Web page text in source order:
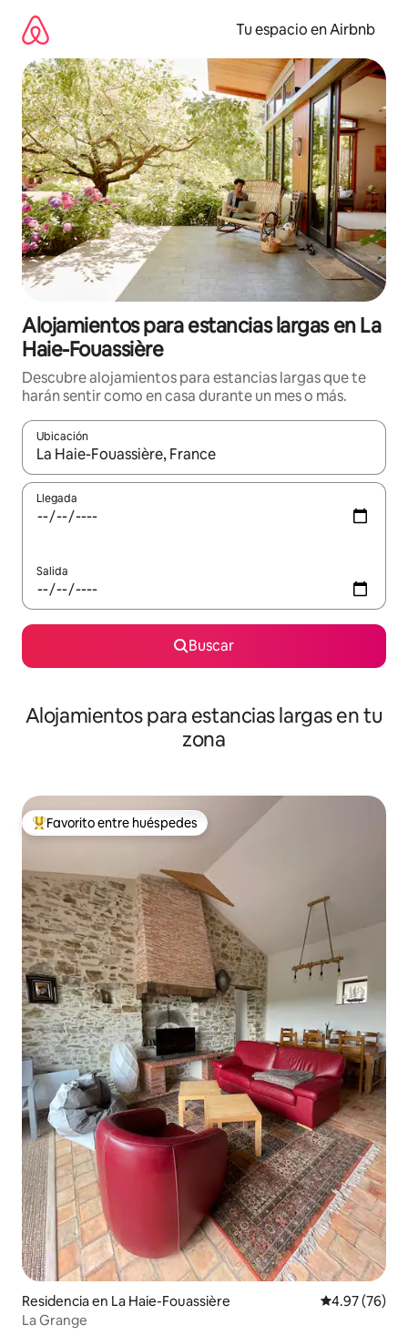
contenido
Tu espacio en Airbnb
Alojamientos para estancias largas en La
Haie-Fouassière
Descubre alojamientos para estancias largas que te
harán sentir como en casa durante un mes o más.
Ubicación
Cuando los resultados estén disponibles, podrás navegar
Llegada
Salida
Buscar
Alojamientos para estancias largas en tu
zona
De los mejores en Favorito entre huéspedes
Favorito entre huéspedes
Residencia en La Haie-Fouassière Calificación
4.97 (76)
La Grange